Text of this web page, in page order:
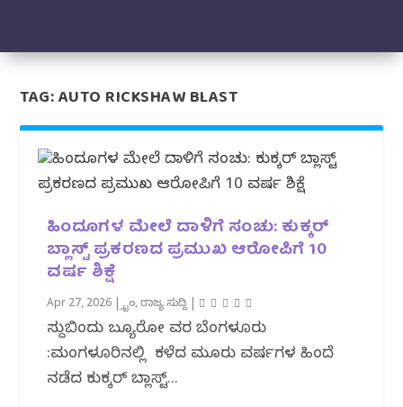
TAG:AUTO RICKSHAW BLAST
ಹಿಂದೂಗಳ ಮೇಲೆ ದಾಳಿಗೆ ಸಂಚು: ಕುಕ್ಕರ್
ಬ್ಲಾಸ್ಟ್ ಪ್ರಕರಣದ ಪ್ರಮುಖ ಆರೋಪಿಗೆ 10
ವರ್ಷ ಶಿಕ್ಷೆ
Apr 27, 2026 |ಕ್ರೈಂ,ರಾಜ್ಯ ಸುದ್ದಿ
ಸುದ್ದಿಬಿಂದು ಬ್ಯೂರೋ ವರದಿ ಬೆಂಗಳೂರು
:‌ಮಂಗಳೂರಿನಲ್ಲಿ ಕಳೆದ‌ ಮೂರು ವರ್ಷಗಳ‌ ಹಿಂದೆ‌
ನಡೆದ ಕುಕ್ಕರ್ ಬ್ಲಾಸ್ಟ್...